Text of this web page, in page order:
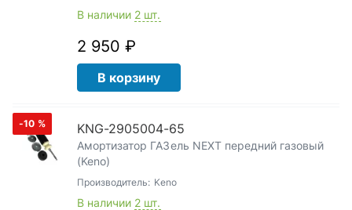
В наличии 2 шт.
2 950 ₽
В корзину
-10 % KNG-2905004-65
Амортизатор ГАЗель NEXT передний газовый
(Keno)
Производитель: Keno
В наличии 2 шт.